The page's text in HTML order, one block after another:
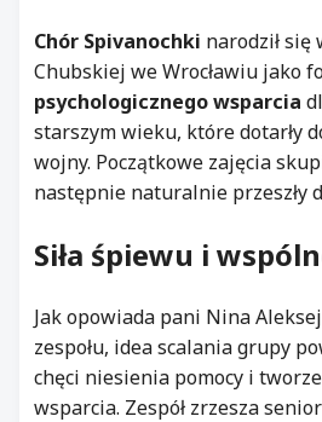
Chór Spivanochki narodził się
Chubskiej we Wrocławiu jako
psychologicznego wsparcia
starszym wieku, które dotarły
wojny. Początkowe zajęcia
następnie naturalnie przeszły
Siła śpiewu i
Jak opowiada pani Nina
zespołu, idea scalania grupy
chęci niesienia pomocy i
wsparcia. Zespół zrzesza